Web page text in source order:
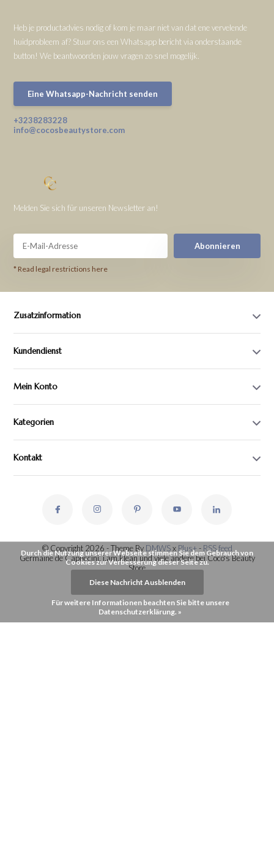
Heb je productadvies nodig of kom je maar niet van dat ene vervelende
huidprobleem af? Stuur ons een Whatsapp bericht via onderstaande
button! We beantwoorden jouw vragen zo snel mogelijk.
Eine Whatsapp-Nachricht senden
+3238283228
info@cocosbeautystore.com
Melden Sie sich für unseren Newsletter an!
Abonnieren
* Read legal restrictions here
Zusatzinformation
Kundendienst
Mein Konto
Kategorien
Kontakt
© Copyright 2026 - Theme By DMWSx Plus+- RSS feed
Germaine de Capuccini, i.am.klean und viele andere bei Coco's Beauty
Store
Durch die Nutzung unserer Webseite stimmen Sie dem Gebrauch von
Cookies zur Verbesserung dieser Seite zu.
Diese Nachricht Ausblenden
Für weitere Informationen beachten Sie bitte unsere
Datenschutzerklärung. »